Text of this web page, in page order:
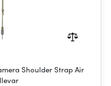
Shoulder Strap Air